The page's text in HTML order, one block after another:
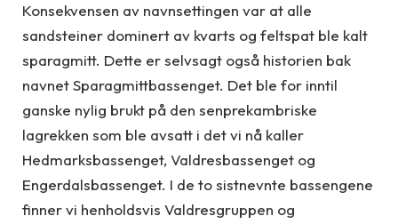
Konsekvensen av navnsettingen var at alle
sandsteiner dominert av kvarts og feltspat ble kalt
sparagmitt. Dette er selvsagt også historien bak
navnet Sparagmittbassenget. Det ble for inntil
ganske nylig brukt på den senprekambriske
lagrekken som ble avsatt i det vi nå kaller
Hedmarksbassenget, Valdresbassenget og
Engerdalsbassenget. I de to sistnevnte bassengene
finner vi henholdsvis Valdresgruppen og